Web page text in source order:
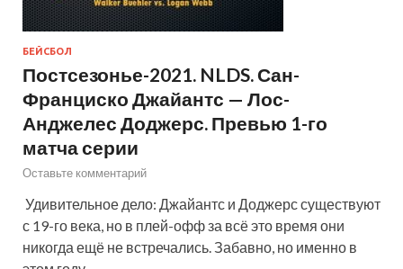
БЕЙСБОЛ
Постсезонье-2021. NLDS. Сан-
Франциско Джайантс — Лос-
Анджелес Доджерс. Превью 1-го
матча серии
Оставьте комментарий
Удивительное дело: Джайантс и Доджерс существуют
с 19-го века, но в плей-офф за всё это время они
никогда ещё не встречались. Забавно, но именно в